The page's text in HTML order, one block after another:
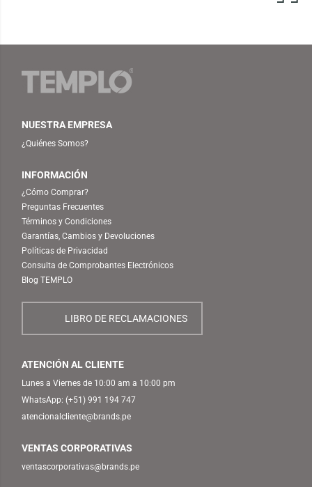
NUESTRA EMPRESA
¿Quiénes Somos?
INFORMACIÓN
¿Cómo Comprar?
Preguntas Frecuentes
Términos y Condiciones
Garantías, Cambios y Devoluciones
Políticas de Privacidad
Consulta de Comprobantes Electrónicos
Blog TEMPLO
LIBRO DE RECLAMACIONES
ATENCIÓN AL CLIENTE
Lunes a Viernes de 10:00 am a 10:00 pm
WhatsApp: (+51) 991 194 747
atencionalcliente@brands.pe
VENTAS CORPORATIVAS
ventascorporativas@brands.pe